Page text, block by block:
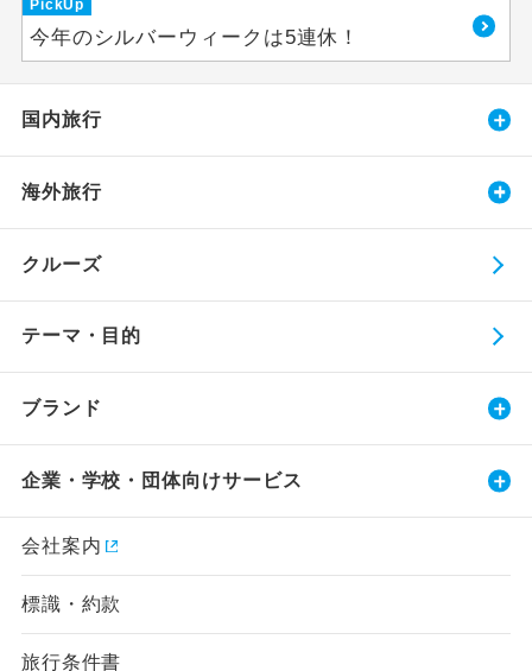
PickUp
今年のシルバーウィークは5連休！
国内旅行
海外旅行
クルーズ
テーマ・目的
ブランド
企業・学校・団体向けサービス
会社案内
標識・約款
旅行条件書